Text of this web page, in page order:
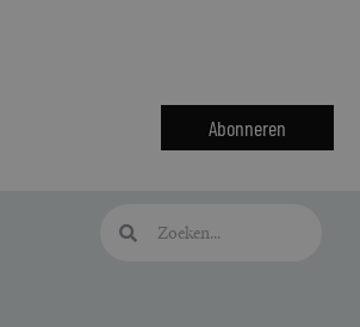
Abonneren
Zoeken